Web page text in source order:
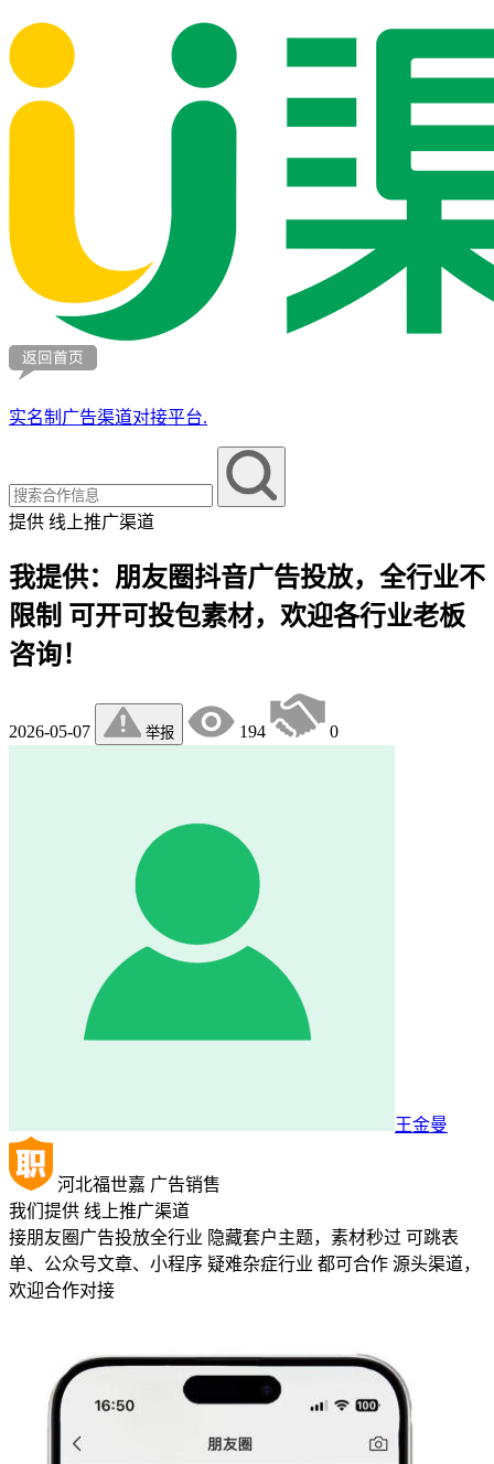
实名制广告渠道对接平台.
提供 线上推广渠道
我提供：朋友圈抖音广告投放，全行业不
限制 可开可投包素材，欢迎各行业老板
咨询！
2026-05-07 举报 194 0
王金曼
河北福世嘉 广告销售
我们提供 线上推广渠道
接朋友圈广告投放全行业 隐藏套户主题，素材秒过 可跳表
单、公众号文章、小程序 疑难杂症行业 都可合作 源头渠道，
欢迎合作对接